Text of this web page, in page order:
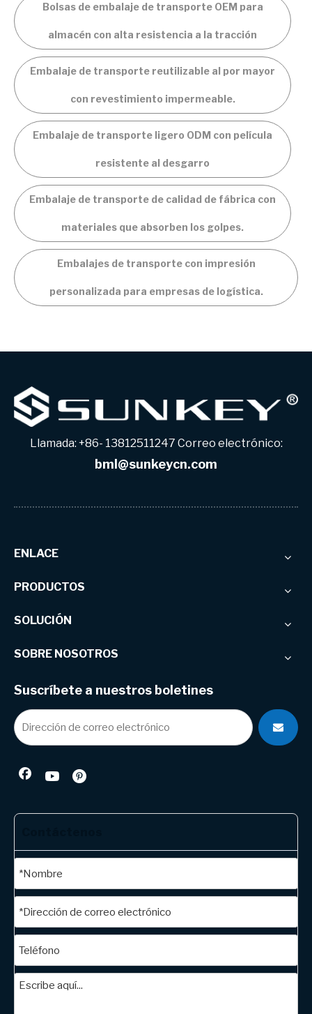
Bolsas de embalaje de transporte OEM para
almacén con alta resistencia a la tracción
Embalaje de transporte reutilizable al por mayor
con revestimiento impermeable.
Embalaje de transporte ligero ODM con película
resistente al desgarro
Embalaje de transporte de calidad de fábrica con
materiales que absorben los golpes.
Embalajes de transporte con impresión
personalizada para empresas de logística.
Llamada: +86- 13812511247 Correo electrónico:
bml@sunkeycn.com
ENLACE
PRODUCTOS
SOLUCIÓN
SOBRE NOSOTROS
Suscríbete a nuestros boletines